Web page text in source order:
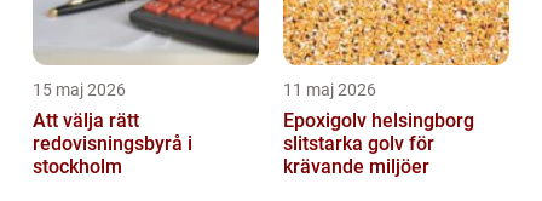
15 maj 2026
Att välja rätt
redovisningsbyrå i
stockholm
11 maj 2026
Epoxigolv helsingborg
slitstarka golv för
krävande miljöer